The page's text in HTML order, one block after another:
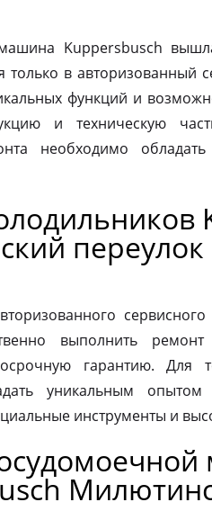
Kuppersbusch
только в авторизованный
функций и
и техническую
необходимо
переулок
выполнить ремонт
гарантию. Для
уникальным
инструменты и